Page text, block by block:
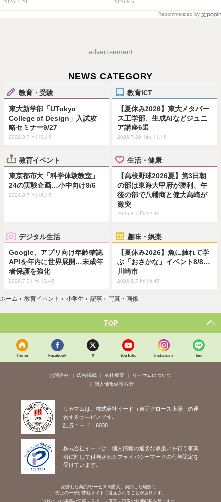
2026.7.29 2026.8.5
Recommended by
advertisement
NEWS CATEGORY
教育・受験
東大新学部「UTokyo
College of Design」入試攻
略セミナー9/27
2026.8.7 Fri 19:15
教育ICT
【夏休み2026】東大メタバー
ス工学部、生成AIなどジュニ
ア講座6選
2026.7.30 Thu 11:15
教育イベント
東京都市大「科学体験教室」
24の実験企画…小中向け9/6
2026.8.7 Fri 18:15
生活・健康
【高校野球2026夏】第3日朝
の部は東海大甲府が勝利、午
後の部で八幡商と健大高崎が
激突
2026.8.7 Fri 12:45
デジタル生活
Google、アプリ向け年齢確認
APIを年内に世界展開…未成年
者保護を強化
2026.7.31 Fri 13:45
趣味・娯楽
【夏休み2026】魚に触れて学
ぶ「おさかな」イベント8/8…
川崎市
2026.8.7 Fri 10:45
ホーム › 教育イベント › 小学生 › 記事 › 写真・画像
TOP
Home Facebook X YouTube Instagram line
お問合せ 広告掲載 会社概要
リセマムについて
個人情報保護方針
リセマムは、株式会社イード（東証グロース上場）の運
営するサービスです。
証券コード：6038
株式会社イードは、個人情報の適切な取扱いを行う事業
者に対して付与されるプライバシーマークの付与認定を
受けています。
紹介した商品/サービスを購入、契約した場合に、
売上の一部が弊社サイトに還元されることがあります。